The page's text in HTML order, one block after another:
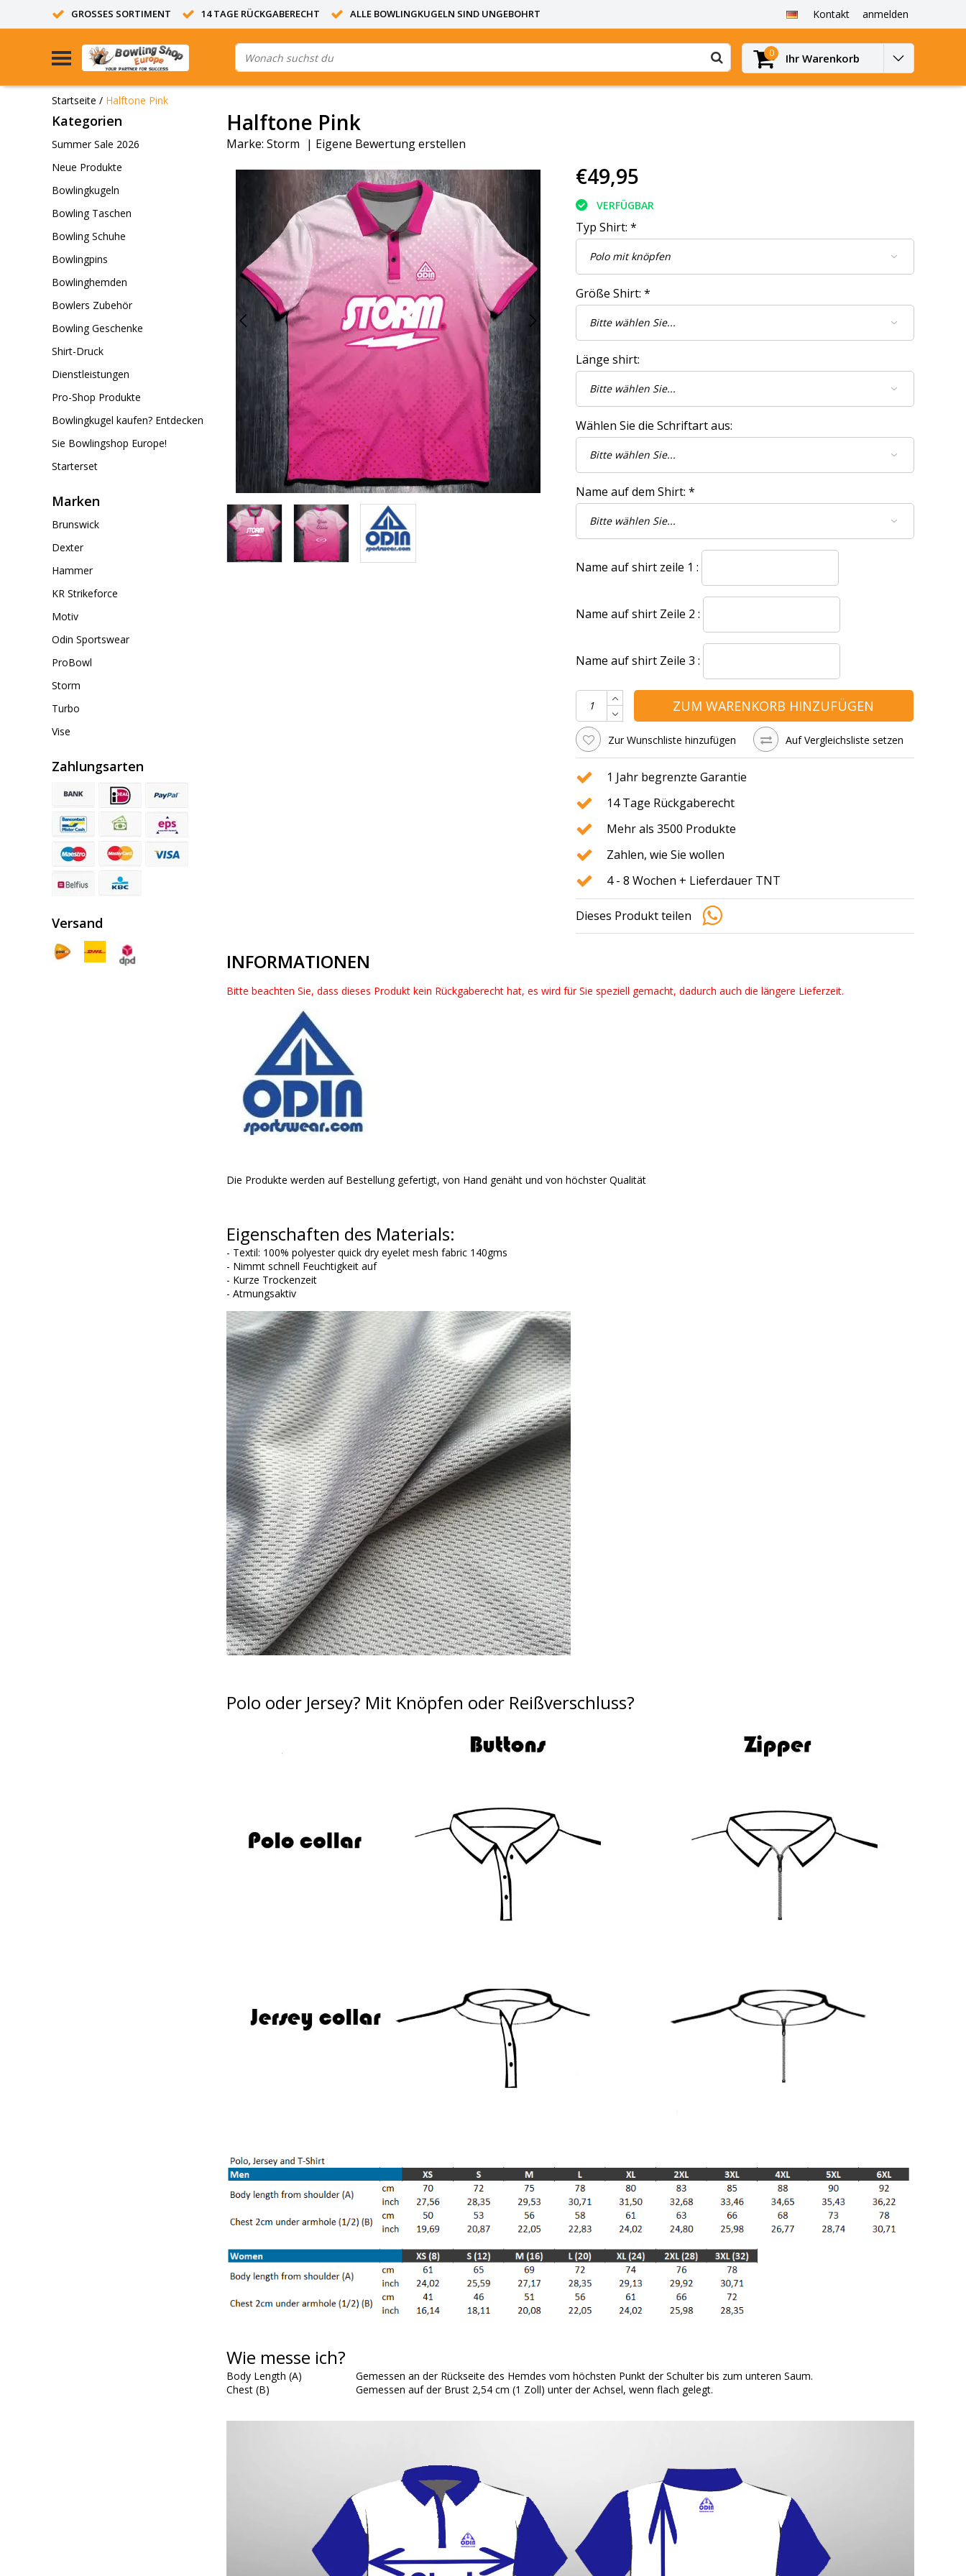
GROSSES SORTIMENT 14 TAGE RÜCKGABERECHT ALLE BOWLINGKUGELN SIND UNGEBOHRT Kontakt anmelden
0 Ihr Warenkorb
Startseite / Halftone Pink
Kategorien
Summer Sale 2026
Neue Produkte
Bowlingkugeln
Bowling Taschen
Bowling Schuhe
Bowlingpins
Bowlinghemden
Bowlers Zubehör
Bowling Geschenke
Shirt-Druck
Dienstleistungen
Pro-Shop Produkte
Bowlingkugel kaufen? Entdecken
Sie Bowlingshop Europe!
Starterset
Marken
Brunswick
Dexter
Hammer
KR Strikeforce
Motiv
Odin Sportswear
ProBowl
Storm
Turbo
Vise
Zahlungsarten
Versand
Halftone Pink
Marke: Storm | Eigene Bewertung erstellen
€49,95
VERFÜGBAR
Typ Shirt: *
Größe Shirt: *
Länge shirt:
Wählen Sie die Schriftart aus:
Name auf dem Shirt: *
Name auf shirt zeile 1 :
Name auf shirt Zeile 2 :
Name auf shirt Zeile 3 :
ZUM WARENKORB HINZUFÜGEN
Zur Wunschliste hinzufügen Auf Vergleichsliste setzen
1 Jahr begrenzte Garantie
14 Tage Rückgaberecht
Mehr als 3500 Produkte
Zahlen, wie Sie wollen
4 - 8 Wochen + Lieferdauer TNT
Dieses Produkt teilen
INFORMATIONEN
Bitte beachten Sie, dass dieses Produkt kein Rückgaberecht hat, es wird für Sie speziell gemacht, dadurch auch die längere Lieferzeit.
Die Produkte werden auf Bestellung gefertigt, von Hand genäht und von höchster Qualität
Eigenschaften des Materials:
- Textil: 100% polyester quick dry eyelet mesh fabric 140gms
- Nimmt schnell Feuchtigkeit auf
- Kurze Trockenzeit
- Atmungsaktiv
Polo oder Jersey? Mit Knöpfen oder Reißverschluss?
Wie messe ich?
Body Length (A)
Gemessen an der Rückseite des Hemdes vom höchsten Punkt der Schulter bis zum unteren Saum.
Chest (B)
Gemessen auf der Brust 2,54 cm (1 Zoll) unter der Achsel, wenn flach gelegt.